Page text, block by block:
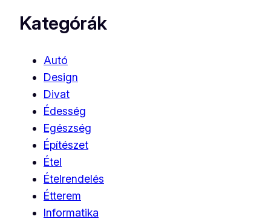
Kategórák
Autó
Design
Divat
Édesség
Egészség
Építészet
Étel
Ételrendelés
Étterem
Informatika